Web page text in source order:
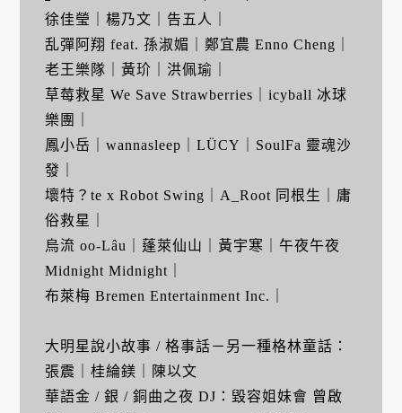
徐佳瑩｜楊乃文｜告五人｜
乱彈阿翔 feat. 孫淑媚｜鄭宜農 Enno Cheng｜
老王樂隊｜黃玠｜洪佩瑜｜
草莓救星 We Save Strawberries｜icyball 冰球
樂團｜
鳳小岳｜wannasleep｜LÜCY｜SoulFa 靈魂沙
發｜
壞特？te x Robot Swing｜A_Root 同根生｜庸
俗救星｜
烏流 oo-Lâu｜蓬萊仙山｜黃宇寒｜午夜午夜
Midnight Midnight｜
布萊梅 Bremen Entertainment Inc.｜
大明星說小故事 / 格事話－另一種格林童話：
張震｜桂綸鎂｜陳以文
華語金 / 銀 / 銅曲之夜 DJ：毀容姐妹會 曾啟